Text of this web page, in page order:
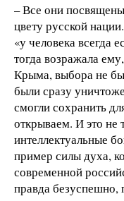
– Все они
цвету русской
«у человека всегда
тогда возражала
Крыма, выбора не
были сразу
смогли сохранить
открываем. И это не
интеллектуальные
пример силы духа,
современной
правда безуспешно,